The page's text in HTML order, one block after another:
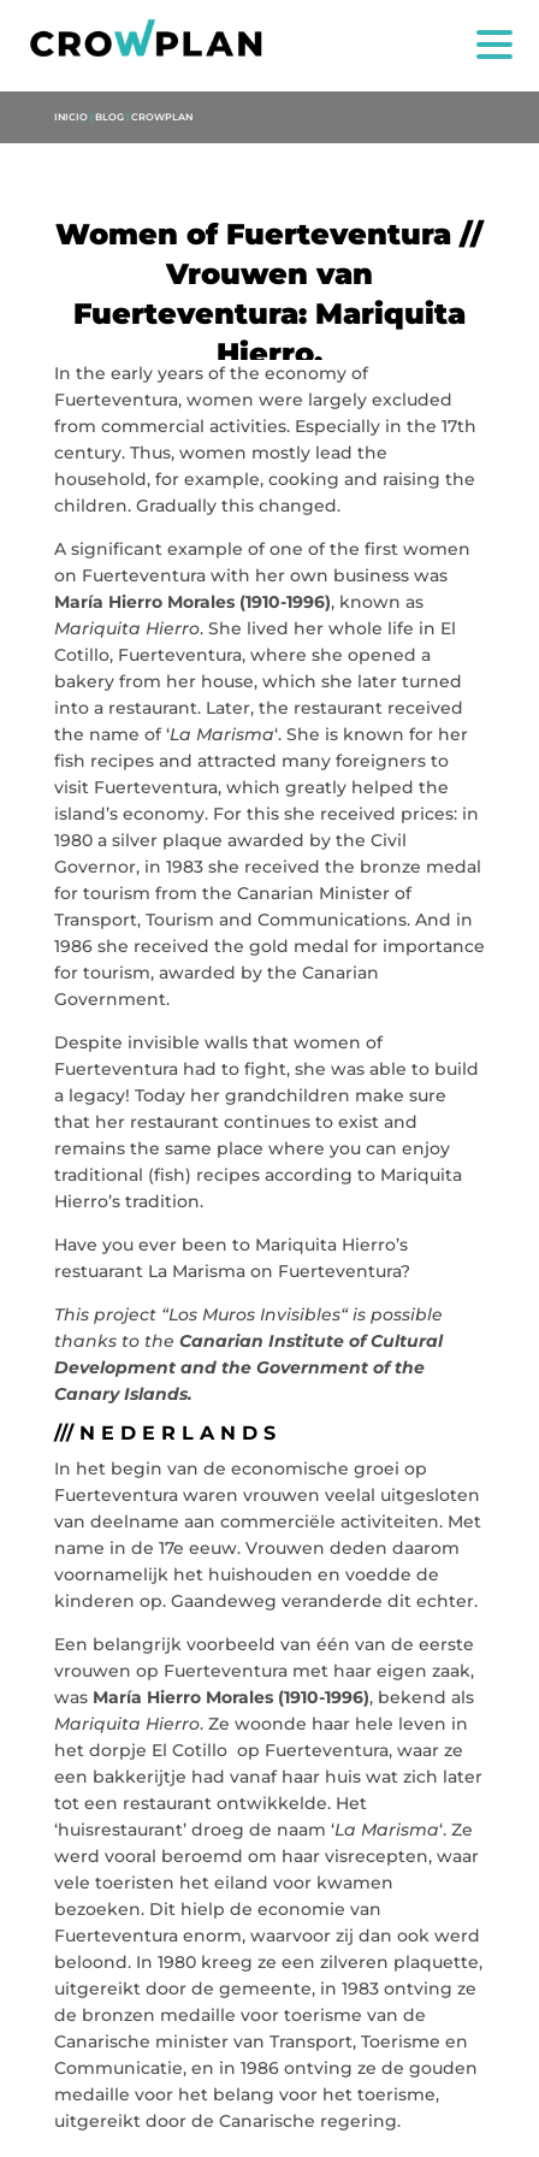
NOSOTROS
SERVICIOS
PROYECTOS
MARÍA ANCHIETA
BLOG
ESPACIO CULTURAL EL TANQUE
CONTACTO
LA NEUROLITERATURA ENTRA
EN NUESTROS OBJETIVOS
porDulce Xerach
922 28 00 28
INICIO| BLOG| CROWPLAN
Women of Fuerteventura //
Vrouwen van
Fuerteventura: Mariquita
Hierro.
In the early years of the economy of
Fuerteventura, women were largely excluded
from commercial activities. Especially in the 17th
century. Thus, women mostly lead the
household, for example, cooking and raising the
children. Gradually this changed.
A significant example of one of the first women
on Fuerteventura with her own business was
María Hierro Morales (1910-1996), known as
Mariquita Hierro. She lived her whole life in El
Cotillo, Fuerteventura, where she opened a
bakery from her house, which she later turned
into a restaurant. Later, the restaurant received
the name of ‘La Marisma‘. She is known for her
fish recipes and attracted many foreigners to
visit Fuerteventura, which greatly helped the
island’s economy. For this she received prices: in
1980 a silver plaque awarded by the Civil
Governor, in 1983 she received the bronze medal
for tourism from the Canarian Minister of
Transport, Tourism and Communications. And in
1986 she received the gold medal for importance
for tourism, awarded by the Canarian
Government.
Despite invisible walls that women of
Fuerteventura had to fight, she was able to build
a legacy! Today her grandchildren make sure
that her restaurant continues to exist and
remains the same place where you can enjoy
traditional (fish) recipes according to Mariquita
Hierro’s tradition.
Have you ever been to Mariquita Hierro’s
restuarant La Marisma on Fuerteventura?
This project “Los Muros Invisibles“ is possible
thanks to the Canarian Institute of Cultural
Development and the Government of the
Canary Islands.
/// N E D E R L A N D S
In het begin van de economische groei op
Fuerteventura waren vrouwen veelal uitgesloten
van deelname aan commerciële activiteiten. Met
name in de 17e eeuw. Vrouwen deden daarom
voornamelijk het huishouden en voedde de
kinderen op. Gaandeweg veranderde dit echter.
Een belangrijk voorbeeld van één van de eerste
vrouwen op Fuerteventura met haar eigen zaak,
was María Hierro Morales (1910-1996), bekend als
Mariquita Hierro. Ze woonde haar hele leven in
het dorpje El Cotillo op Fuerteventura, waar ze
een bakkerijtje had vanaf haar huis wat zich later
tot een restaurant ontwikkelde. Het
‘huisrestaurant’ droeg de naam ‘La Marisma‘. Ze
werd vooral beroemd om haar visrecepten, waar
vele toeristen het eiland voor kwamen
bezoeken. Dit hielp de economie van
Fuerteventura enorm, waarvoor zij dan ook werd
beloond. In 1980 kreeg ze een zilveren plaquette,
uitgereikt door de gemeente, in 1983 ontving ze
de bronzen medaille voor toerisme van de
Canarische minister van Transport, Toerisme en
Communicatie, en in 1986 ontving ze de gouden
medaille voor het belang voor het toerisme,
uitgereikt door de Canarische regering.